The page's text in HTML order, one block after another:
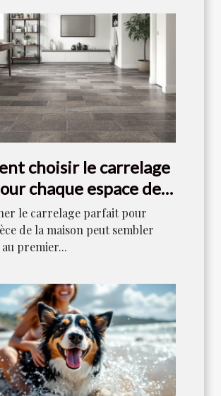
choisir le carrelage
chaque espace de
?
le carrelage parfait pour
de la maison peut sembler
premier...